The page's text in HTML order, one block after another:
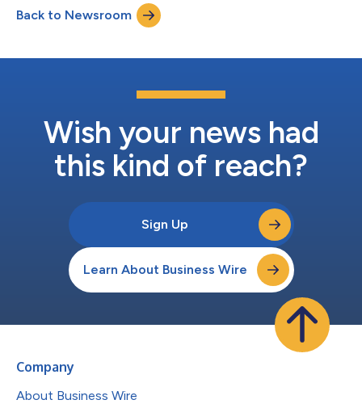
(GCCA) 總裁暨Heidelberg Materials管理委員會主席Dominik von
Achten表示：「我們的產業在每個製造層面上積極合作創新，尋
「然而，要讓整個產業進行全球所需要的大規模轉變，只靠我們孤
關者與的建築營造領域的盟友立刻伸手支援。」 這份報告呼籲立
刻實施有效政策，將原本不可回收的市政和工業廢棄物用作水泥窯
鍵政策包括修改建築規範、鼓勵大量採用混合水泥和混凝土產
Back to Newsroom
Wish your news had
this kind of reach?
Sign Up
Learn About Business Wire
Company
About Business Wire